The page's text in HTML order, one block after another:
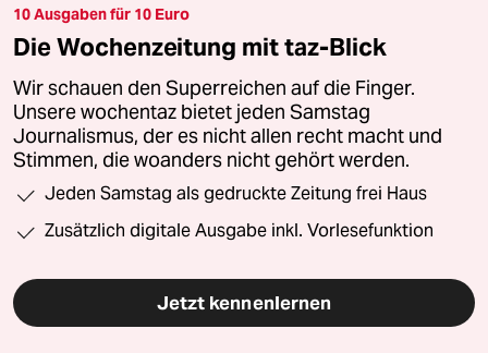
10 Ausgaben für 10 Euro
Die Wochenzeitung mit taz-Blick
Wir schauen den Superreichen auf die Finger.
Unsere wochentaz bietet jeden Samstag
Journalismus, der es nicht allen recht macht und
Stimmen, die woanders nicht gehört werden.
Jeden Samstag als gedruckte Zeitung frei Haus
Zusätzlich digitale Ausgabe inkl. Vorlesefunktion
Jetzt kennenlernen